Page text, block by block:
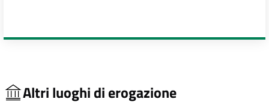
Altri luoghi di erogazione